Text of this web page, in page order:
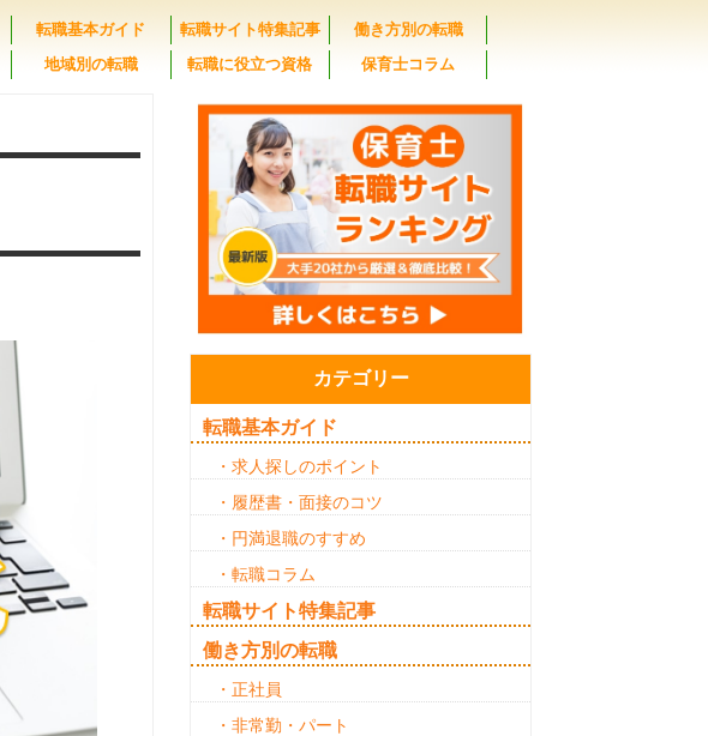
転職基本ガイド 転職サイト特集記事
働き方別の転職
地域別の転職 転職に役立つ資格 保育士コラム
カテゴリー
転職基本ガイド
・求人探しのポイント
・履歴書・面接のコツ
・円満退職のすすめ
・転職コラム
転職サイト特集記事
働き方別の転職
・正社員
・非常勤・パート